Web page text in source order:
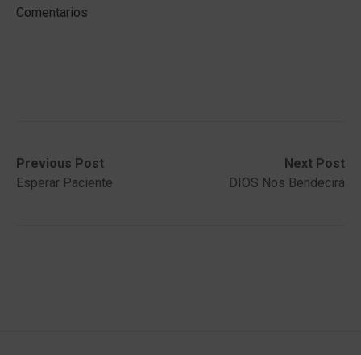
Comentarios
Post
navigation
Previous Post
Previous
post:Esperar Paciente
Next Post
Next
post:
DIOS Nos Bendecirá